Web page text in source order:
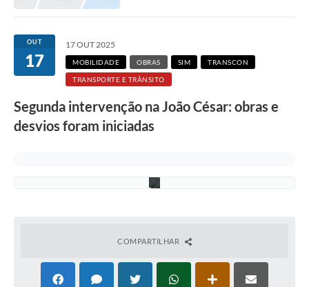
OUT
17
17 OUT 2025
MOBILIDADE OBRAS SIM TRANSCON
TRANSPORTE E TRÂNSITO
Segunda intervenção na João César: obras e
desvios foram iniciadas
i
o
R
COMPARTILHAR